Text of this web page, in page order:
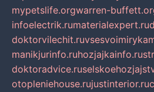
mypetslife.orgwarren-
infoelectrik.rumaterialexpert.ru
doktorvilechit.ru
manikjurinfo.ruhozjajkainfo.ru
doktoradvice.ru
otopleniehouse.rujustinterior.ru